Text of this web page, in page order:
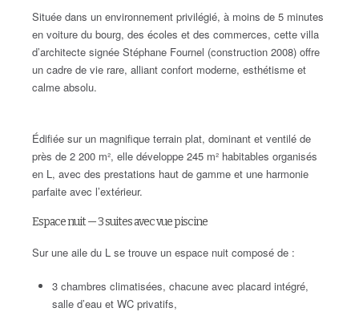
Située dans un environnement privilégié, à moins de 5 minutes
en voiture du bourg, des écoles et des commerces, cette villa
d’architecte signée Stéphane Fournel (construction 2008) offre
un cadre de vie rare, alliant confort moderne, esthétisme et
calme absolu.
Édifiée sur un magnifique terrain plat, dominant et ventilé de
près de 2 200 m², elle développe 245 m² habitables organisés
en L, avec des prestations haut de gamme et une harmonie
parfaite avec l’extérieur.
Espace nuit — 3 suites avec vue piscine
Sur une aile du L se trouve un espace nuit composé de :
3 chambres climatisées, chacune avec placard intégré,
salle d’eau et WC privatifs,